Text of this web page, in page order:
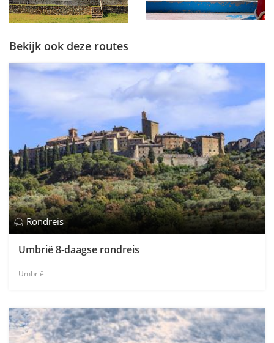
Bekijk ook deze routes
Rondreis
Umbrië 8-daagse rondreis
Umbrië